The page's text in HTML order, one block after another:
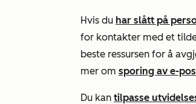
Hvis du har slått på
for kontakter med et
beste ressursen for å
mer om sporing av e-
Du kan tilpasse